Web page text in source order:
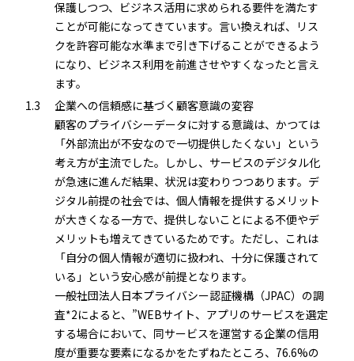
保護しつつ、ビジネス活用に求められる要件を満たす
ことが可能になってきています。言い換えれば、リス
クを許容可能な水準まで引き下げることができるよう
になり、ビジネス利用を前進させやすくなったと言え
ます。
1.3
企業への信頼感に基づく顧客意識の変容
顧客のプライバシーデータに対する意識は、かつては
「外部流出が不安なので一切提供したくない」という
考え方が主流でした。しかし、サービスのデジタル化
が急速に進んだ結果、状況は変わりつつあります。デ
ジタル前提の社会では、個人情報を提供するメリット
が大きくなる一方で、提供しないことによる不便やデ
メリットも増えてきているためです。ただし、これは
「自分の個人情報が適切に扱われ、十分に保護されて
いる」という安心感が前提となります。
一般社団法人日本プライバシー認証機構（JPAC）の調
査*2によると、”WEBサイト、アプリのサービスを選定
する場合において、同サービスを運営する企業の信用
度が重要な要素になるかをたずねたところ、76.6%の